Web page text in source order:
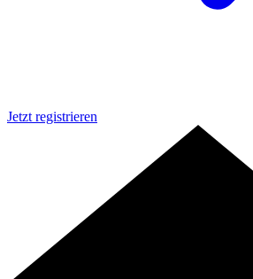
Jetzt registrieren